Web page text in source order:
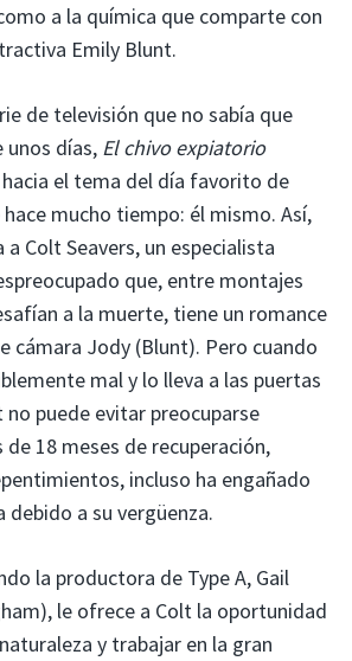
a la química que comparte con
Emily Blunt.
de televisión que no sabía que
unos días, El chivo expiatorio
el tema del día favorito de
mucho tiempo: él mismo. Así,
Colt Seavers, un especialista
que, entre montajes
a la muerte, tiene un romance
cámara Jody (Blunt). Pero cuando
mal y lo lleva a las puertas
puede evitar preocuparse
de 18 meses de recuperación,
incluso ha engañado
debido a su vergüenza.
la productora de Type A, Gail
le ofrece a Colt la oportunidad
y trabajar en la gran